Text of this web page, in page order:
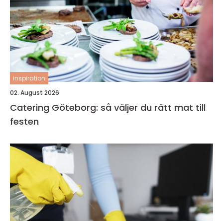
inspiration
02. August 2026
Catering Göteborg: så väljer du rätt mat till
festen